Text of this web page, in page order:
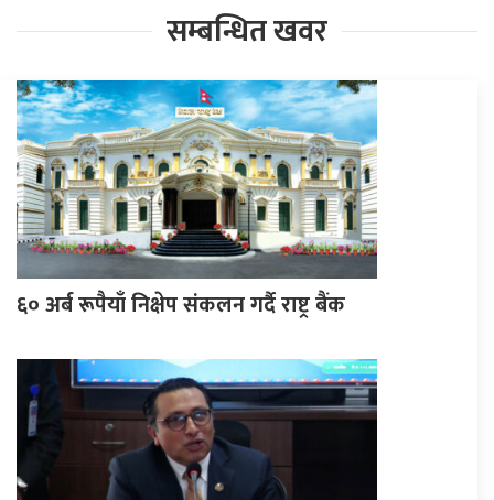
सम्बन्धित खवर
६० अर्ब रूपैयाँ निक्षेप संकलन गर्दै राष्ट्र बैंक